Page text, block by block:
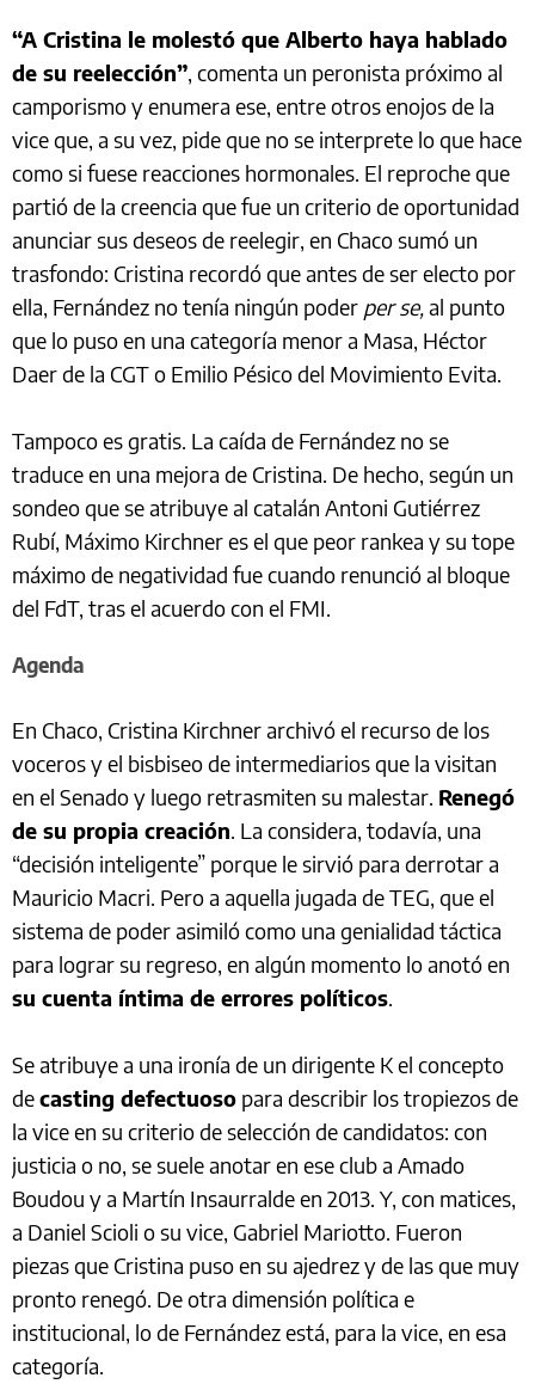
“A Cristina le molestó que Alberto haya hablado
de su reelección”, comenta un peronista próximo al
camporismo y enumera ese, entre otros enojos de la
vice que, a su vez, pide que no se interprete lo que hace
como si fuese reacciones hormonales. El reproche que
partió de la creencia que fue un criterio de oportunidad
anunciar sus deseos de reelegir, en Chaco sumó un
trasfondo: Cristina recordó que antes de ser electo por
ella, Fernández no tenía ningún poder per se,al punto
que lo puso en una categoría menor a Masa, Héctor
Daer de la CGT o Emilio Pésico del Movimiento Evita.
Tampoco es gratis. La caída de Fernández no se
traduce en una mejora de Cristina. De hecho, según un
sondeo que se atribuye al catalán Antoni Gutiérrez
Rubí, Máximo Kirchner es el que peor rankea y su tope
máximo de negatividad fue cuando renunció al bloque
del FdT, tras el acuerdo con el FMI.
Agenda
En Chaco, Cristina Kirchner archivó el recurso de los
voceros y el bisbiseo de intermediarios que la visitan
en el Senado y luego retrasmiten su malestar. Renegó
de su propia creación. La considera, todavía, una
“decisión inteligente” porque le sirvió para derrotar a
Mauricio Macri. Pero a aquella jugada de TEG, que el
sistema de poder asimiló como una genialidad táctica
para lograr su regreso, en algún momento lo anotó en
su cuenta íntima de errores políticos.
Se atribuye a una ironía de un dirigente K el concepto
decasting defectuoso para describir los tropiezos de
la vice en su criterio de selección de candidatos: con
justicia o no, se suele anotar en ese club a Amado
Boudou y a Martín Insaurralde en 2013. Y, con matices,
a Daniel Scioli o su vice, Gabriel Mariotto. Fueron
piezas que Cristina puso en su ajedrez y de las que muy
pronto renegó. De otra dimensión política e
institucional, lo de Fernández está, para la vice, en esa
categoría.